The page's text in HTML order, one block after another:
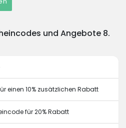
und Angebote 8.
einen 10% zusätzlichen Rabatt
für 20% Rabatt